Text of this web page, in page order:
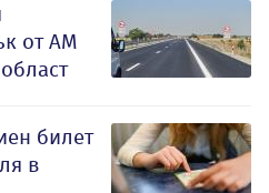
от АМ
билет
в